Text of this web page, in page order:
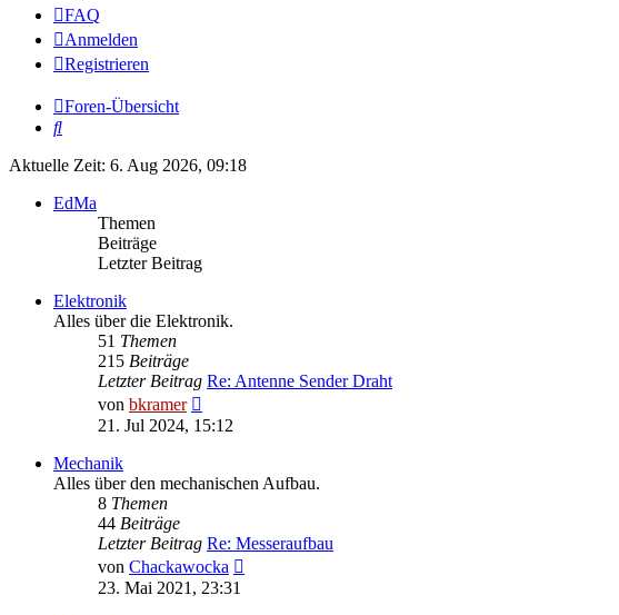
FAQ
Anmelden
Registrieren
Foren-Übersicht
Suche
Aktuelle Zeit: 6. Aug 2026, 09:18
EdMa
Themen
Beiträge
Letzter Beitrag
Elektronik
Alles über die Elektronik.
51 Themen
215 Beiträge
Letzter Beitrag Re: Antenne Sender Draht
von bkramer
Beitrag
21. Jul 2024, 15:12
Mechanik
Alles über den mechanischen Aufbau.
8 Themen
44 Beiträge
Letzter Beitrag Re: Messeraufbau
von Chackawocka
23. Mai 2021, 23:31